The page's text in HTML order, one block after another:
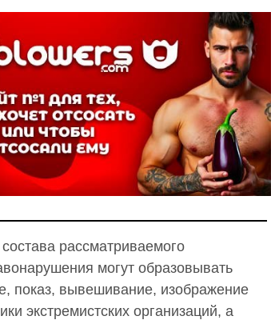
рассматриваемого
могут образовывать
показ, вывешивание, изображение
экстремистских организаций, а